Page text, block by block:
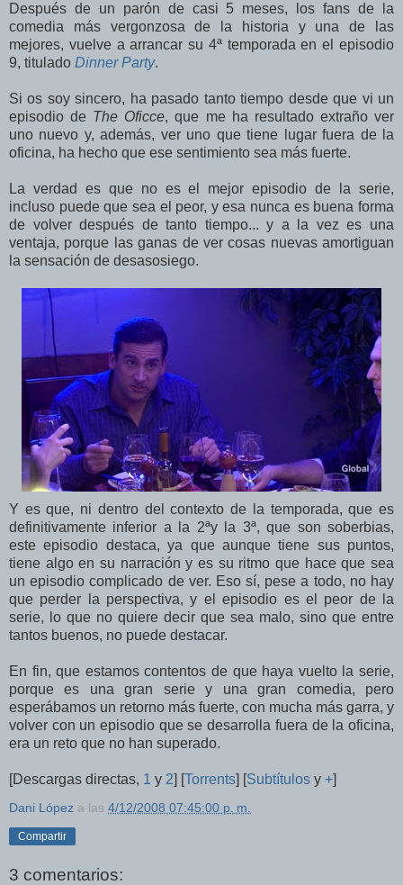
Después de un parón de casi 5 meses, los fans de la
comedia más vergonzosa de la historia y una de las
mejores, vuelve a arrancar su 4ª temporada en el episodio
9, titulado Dinner Party.
Si os soy sincero, ha pasado tanto tiempo desde que vi un
episodio de The Oficce, que me ha resultado extraño ver
uno nuevo y, además, ver uno que tiene lugar fuera de la
oficina, ha hecho que ese sentimiento sea más fuerte.
La verdad es que no es el mejor episodio de la serie,
incluso puede que sea el peor, y esa nunca es buena forma
de volver después de tanto tiempo... y a la vez es una
ventaja, porque las ganas de ver cosas nuevas amortiguan
la sensación de desasosiego.
Y es que, ni dentro del contexto de la temporada, que es
definitivamente inferior a la 2ªy la 3ª, que son soberbias,
este episodio destaca, ya que aunque tiene sus puntos,
tiene algo en su narración y es su ritmo que hace que sea
un episodio complicado de ver. Eso sí, pese a todo, no hay
que perder la perspectiva, y el episodio es el peor de la
serie, lo que no quiere decir que sea malo, sino que entre
tantos buenos, no puede destacar.
En fin, que estamos contentos de que haya vuelto la serie,
porque es una gran serie y una gran comedia, pero
esperábamos un retorno más fuerte, con mucha más garra, y
volver con un episodio que se desarrolla fuera de la oficina,
era un reto que no han superado.
[Descargas directas, 1 y 2] [Torrents] [Subtítulos y +]
Dani López a las 4/12/2008 07:45:00 p. m.
Compartir
3 comentarios: